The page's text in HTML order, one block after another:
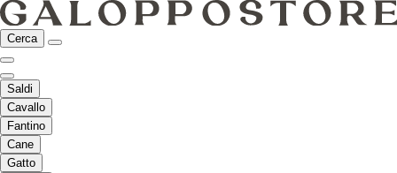
Cerca
Saldi
Cavallo
Fantino
Cane
Gatto